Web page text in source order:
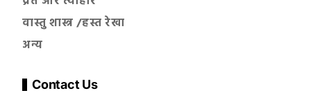
वास्तु शास्त्र /हस्त रेखा
अन्य
Contact Us